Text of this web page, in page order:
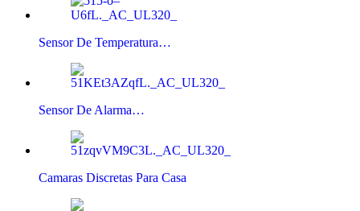
Sensor De Temperatura…
Sensor De Alarma…
Camaras Discretas Para Casa